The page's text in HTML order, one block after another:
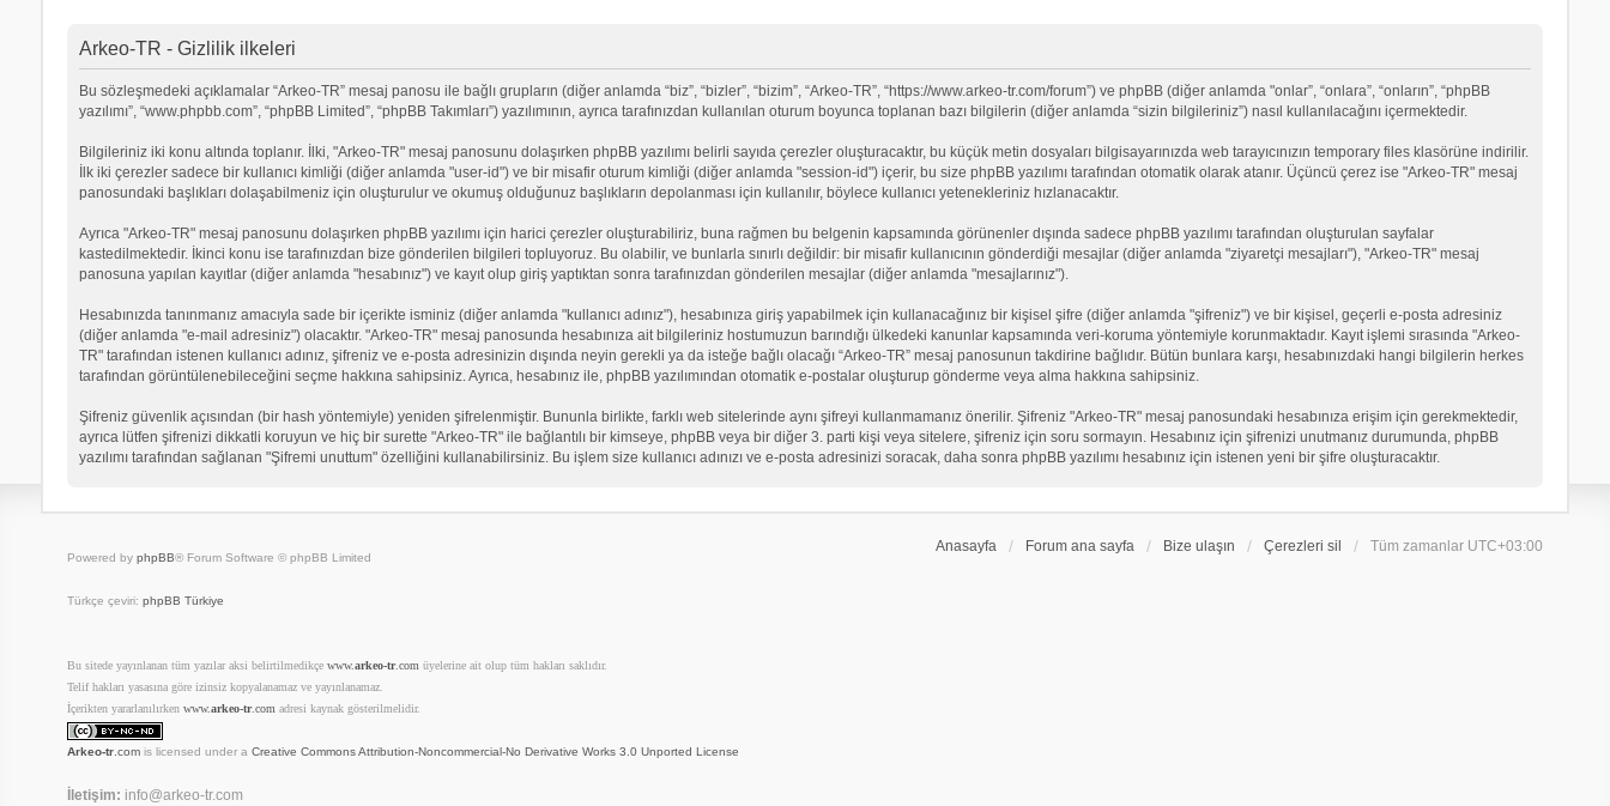
Arkeo-TR - Gizlilik ilkeleri
Bu sözleşmedeki açıklamalar “Arkeo-TR” mesaj panosu ile bağlı grupların (diğer anlamda “biz”, “bizler”, “bizim”, “Arkeo-TR”, “https://www.arkeo-tr.com/forum”) ve phpBB (diğer anlamda "onlar”, “onlara”, “onların”, “phpBB
yazılımı”, “www.phpbb.com”, “phpBB Limited”, “phpBB Takımları”) yazılımının, ayrıca tarafınızdan kullanılan oturum boyunca toplanan bazı bilgilerin (diğer anlamda “sizin bilgileriniz”) nasıl kullanılacağını içermektedir.
Bilgileriniz iki konu altında toplanır. İlki, "Arkeo-TR" mesaj panosunu dolaşırken phpBB yazılımı belirli sayıda çerezler oluşturacaktır, bu küçük metin dosyaları bilgisayarınızda web tarayıcınızın temporary files klasörüne indirilir.
İlk iki çerezler sadece bir kullanıcı kimliği (diğer anlamda "user-id") ve bir misafir oturum kimliği (diğer anlamda "session-id") içerir, bu size phpBB yazılımı tarafından otomatik olarak atanır. Üçüncü çerez ise "Arkeo-TR" mesaj
panosundaki başlıkları dolaşabilmeniz için oluşturulur ve okumuş olduğunuz başlıkların depolanması için kullanılır, böylece kullanıcı yetenekleriniz hızlanacaktır.
Ayrıca "Arkeo-TR" mesaj panosunu dolaşırken phpBB yazılımı için harici çerezler oluşturabiliriz, buna rağmen bu belgenin kapsamında görünenler dışında sadece phpBB yazılımı tarafından oluşturulan sayfalar
kastedilmektedir. İkinci konu ise tarafınızdan bize gönderilen bilgileri topluyoruz. Bu olabilir, ve bunlarla sınırlı değildir: bir misafir kullanıcının gönderdiği mesajlar (diğer anlamda "ziyaretçi mesajları"), "Arkeo-TR" mesaj
panosuna yapılan kayıtlar (diğer anlamda "hesabınız") ve kayıt olup giriş yaptıktan sonra tarafınızdan gönderilen mesajlar (diğer anlamda "mesajlarınız").
Hesabınızda tanınmanız amacıyla sade bir içerikte isminiz (diğer anlamda "kullanıcı adınız"), hesabınıza giriş yapabilmek için kullanacağınız bir kişisel şifre (diğer anlamda "şifreniz") ve bir kişisel, geçerli e-posta adresiniz
(diğer anlamda "e-mail adresiniz") olacaktır. "Arkeo-TR" mesaj panosunda hesabınıza ait bilgileriniz hostumuzun barındığı ülkedeki kanunlar kapsamında veri-koruma yöntemiyle korunmaktadır. Kayıt işlemi sırasında "Arkeo-
TR" tarafından istenen kullanıcı adınız, şifreniz ve e-posta adresinizin dışında neyin gerekli ya da isteğe bağlı olacağı “Arkeo-TR” mesaj panosunun takdirine bağlıdır. Bütün bunlara karşı, hesabınızdaki hangi bilgilerin herkes
tarafından görüntülenebileceğini seçme hakkına sahipsiniz. Ayrıca, hesabınız ile, phpBB yazılımından otomatik e-postalar oluşturup gönderme veya alma hakkına sahipsiniz.
Şifreniz güvenlik açısından (bir hash yöntemiyle) yeniden şifrelenmiştir. Bununla birlikte, farklı web sitelerinde aynı şifreyi kullanmamanız önerilir. Şifreniz "Arkeo-TR" mesaj panosundaki hesabınıza erişim için gerekmektedir,
ayrıca lütfen şifrenizi dikkatli koruyun ve hiç bir surette "Arkeo-TR" ile bağlantılı bir kimseye, phpBB veya bir diğer 3. parti kişi veya sitelere, şifreniz için soru sormayın. Hesabınız için şifrenizi unutmanız durumunda, phpBB
yazılımı tarafından sağlanan "Şifremi unuttum" özelliğini kullanabilirsiniz. Bu işlem size kullanıcı adınızı ve e-posta adresinizi soracak, daha sonra phpBB yazılımı hesabınız için istenen yeni bir şifre oluşturacaktır.
Anasayfa Forum ana sayfa Bize ulaşın Çerezleri sil Tüm zamanlar UTC+03:00
Powered by phpBB® Forum Software © phpBB Limited
Türkçe çeviri: phpBB Türkiye
Bu sitede yayınlanan tüm yazılar aksi belirtilmedikçe www.arkeo-tr.com üyelerine ait olup tüm hakları saklıdır.
Telif hakları yasasına göre izinsiz kopyalanamaz ve yayınlanamaz.
İçerikten yararlanılırken www.arkeo-tr.com adresi kaynak gösterilmelidir.
Arkeo-tr.comis licensed under a Creative Commons Attribution-Noncommercial-No Derivative Works 3.0 Unported License
İletişim: info@arkeo-tr.com